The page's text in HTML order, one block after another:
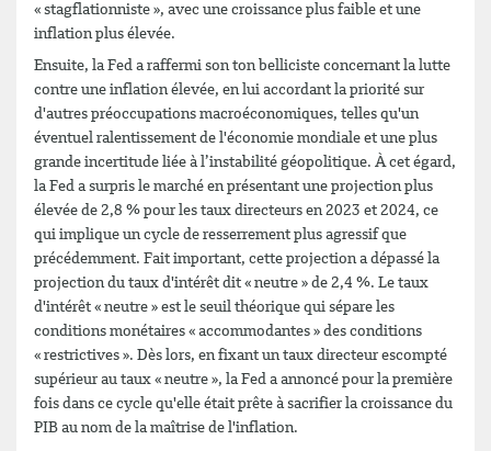
« stagflationniste », avec une croissance plus faible et une
inflation plus élevée.
Ensuite, la Fed a raffermi son ton belliciste concernant la lutte
contre une inflation élevée, en lui accordant la priorité sur
d'autres préoccupations macroéconomiques, telles qu'un
éventuel ralentissement de l'économie mondiale et une plus
grande incertitude liée à l’instabilité géopolitique. À cet égard,
la Fed a surpris le marché en présentant une projection plus
élevée de 2,8 % pour les taux directeurs en 2023 et 2024, ce
qui implique un cycle de resserrement plus agressif que
précédemment. Fait important, cette projection a dépassé la
projection du taux d'intérêt dit « neutre » de 2,4 %. Le taux
d'intérêt « neutre » est le seuil théorique qui sépare les
conditions monétaires « accommodantes » des conditions
« restrictives ». Dès lors, en fixant un taux directeur escompté
supérieur au taux « neutre », la Fed a annoncé pour la première
fois dans ce cycle qu'elle était prête à sacrifier la croissance du
PIB au nom de la maîtrise de l'inflation.